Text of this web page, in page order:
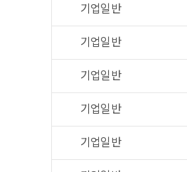
기업일반
기업일반
기업일반
기업일반
기업일반